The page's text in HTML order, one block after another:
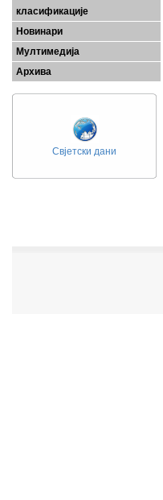
класификације
Новинари
Мултимедија
Архива
Свјетски дани